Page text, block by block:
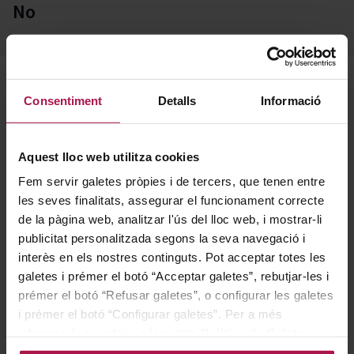
Consentiment Detalls Informació
Aquest lloc web utilitza cookies
Fem servir galetes pròpies i de tercers, que tenen entre
les seves finalitats, assegurar el funcionament correcte
de la pàgina web, analitzar l'ús del lloc web, i mostrar-li
publicitat personalitzada segons la seva navegació i
interès en els nostres continguts. Pot acceptar totes les
galetes i prémer el botó “Acceptar galetes”, rebutjar-les i
prémer el botó “Refusar galetes”, o configurar les galetes
i prémer el botó “Configurar galetes”. Per a més
No
Descripció
Pack de tres vinos ecológicos de la gama Jean Leon
3055 que reúne un tinto, un blanco y un rosado
pensados para paladares actuales. El tinto 3055 Petit
Verdot - Merlot ofrece una intensa expresión de fruta
roja madura, notas de pimienta negra y matices de
hierbas mediterráneas, con entrada golosa, cuerpo
medio-alto, taninos suaves y una acidez muy agradable
que culmina en un postgusto largo. El 3055 Chardonnay